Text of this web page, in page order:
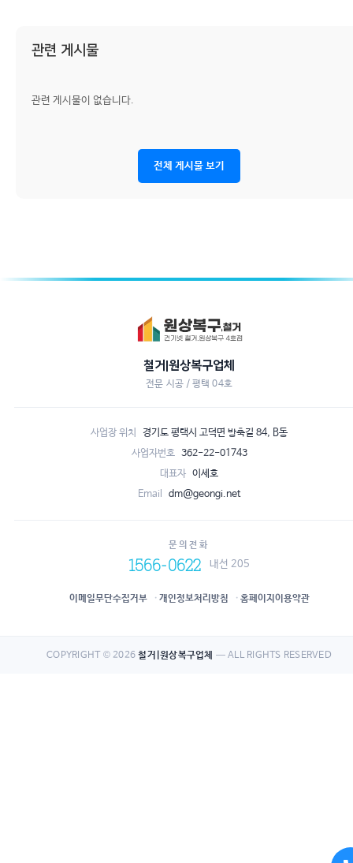
관련 게시물
관련 게시물이 없습니다.
전체 게시물 보기
철거|원상복구업체
전문 시공 / 평택 04호
사업장 위치
경기도 평택시 고덕면 방축길 84, B동
사업자번호 362-22-01743
대표자 이세호
Email
dm@geongi.net
문의전화
1566-0622 내선 205
이메일무단수집거부 개인정보처리방침 홈페이지이용약관
COPYRIGHT © 2026철거|원상복구업체 — ALL RIGHTS RESERVED